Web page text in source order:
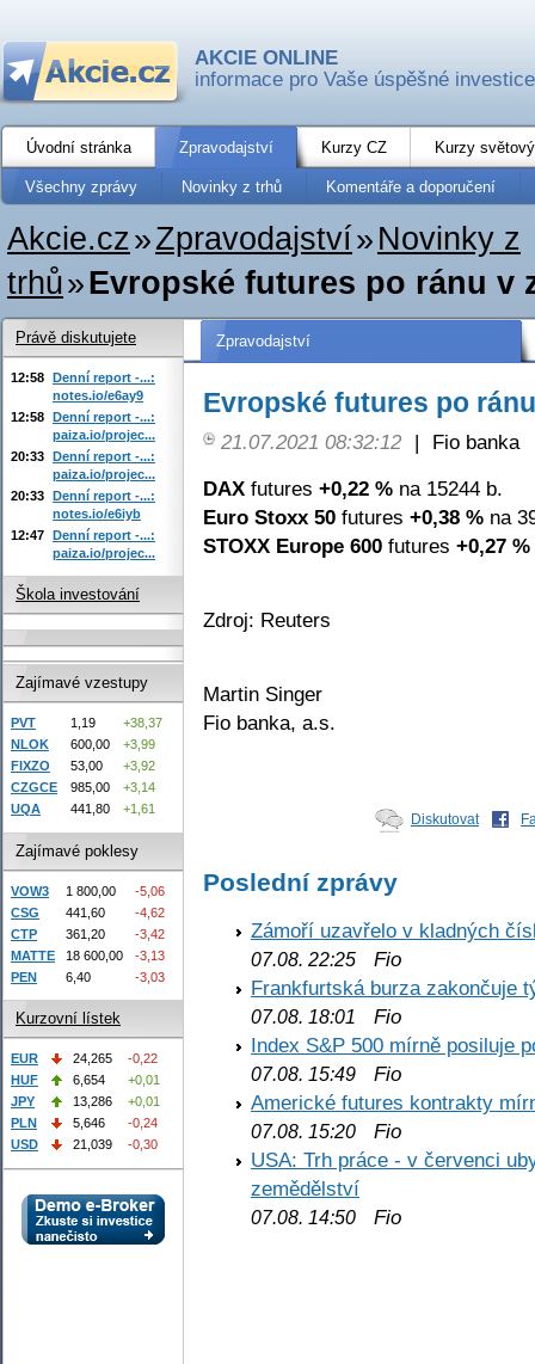
AKCIE ONLINE
informace pro Vaše úspěšné investice
Úvodní stránka Zpravodajství Kurzy CZ Kurzy
Všechny zprávy Novinky z trhů Komentáře a doporučení
Akcie.cz»Zpravodajství» Novinky z
trhů»Evropské futures po ránu v
Zpravodajství
Evropské futures po
21.07.2021 08:32:12 |
Fio banka
DAX futures +0,22 % na 15244 b.
Euro Stoxx 50 futures +0,38 % na
STOXX Europe 600 futures +0,27 %
Zdroj: Reuters
Martin Singer
Fio banka, a.s.
Diskutovat
Poslední zprávy
Zámoří uzavřelo v kladných
07.08. 22:25 Fio
Frankfurtská burza zakončuje
07.08. 18:01
Fio
Index S&P 500 mírně posiluje
07.08. 15:49 Fio
Americké futures kontrakty
07.08. 15:20 Fio
USA: Trh práce - v červenci
zemědělství
07.08. 14:50 Fio
Právě diskutujete
12:58 Denní report -...:
notes.io/e6ay9
12:58 Denní report -...:
paiza.io/projec...
20:33 Denní report -...:
paiza.io/projec...
20:33 Denní report -...:
notes.io/e6iyb
12:47 Denní report -...:
paiza.io/projec...
Škola investování
Zajímavé vzestupy
PVT 1,19
+38,37
NLOK
600,00
+3,99
FIXZO
53,00
+3,92
CZGCE
985,00
+3,14
UQA
441,80 +1,61
Zajímavé poklesy
VOW3 1 800,00
-5,06
CSG
441,60
-4,62
CTP
361,20
-3,42
MATTE
18 600,00
-3,13
PEN
6,40 -3,03
Kurzovní lístek
EUR 24,265
-0,22
HUF
6,654
+0,01
JPY
13,286
+0,01
PLN
5,646
-0,24
USD
21,039 -0,30